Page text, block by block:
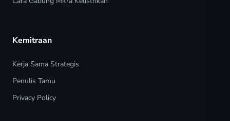
Kemitraan
Kerja Sama Strategis
Penulis Tamu
Privacy Policy